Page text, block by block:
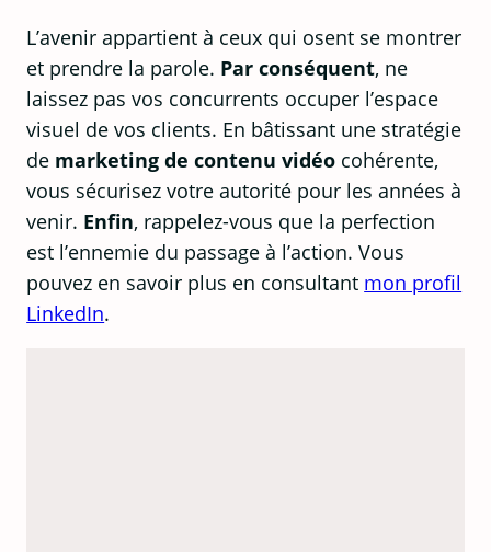
L’avenir appartient à ceux qui osent se montrer
et prendre la parole. Par conséquent, ne
laissez pas vos concurrents occuper l’espace
visuel de vos clients. En bâtissant une stratégie
de marketing de contenu vidéo cohérente,
vous sécurisez votre autorité pour les années à
venir. Enfin, rappelez-vous que la perfection
est l’ennemie du passage à l’action. Vous
pouvez en savoir plus en consultant mon profil
LinkedIn.